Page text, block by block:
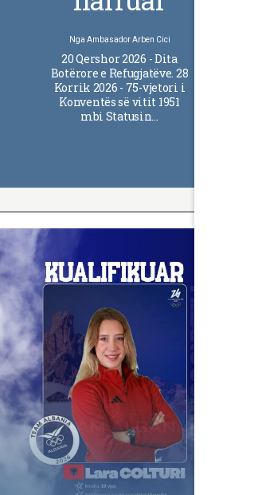
Nga Ambasador Arben Cici
20 Qershor 2026 - Dita
Botërore e Refugjatëve. 28
Korrik 2026 - 75-vjetori i
Konventës së vitit 1951
mbi Statusin…